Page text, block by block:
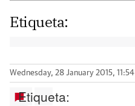
Etiqueta:
Wednesday, 28 January 2015, 11:54
Etiqueta: